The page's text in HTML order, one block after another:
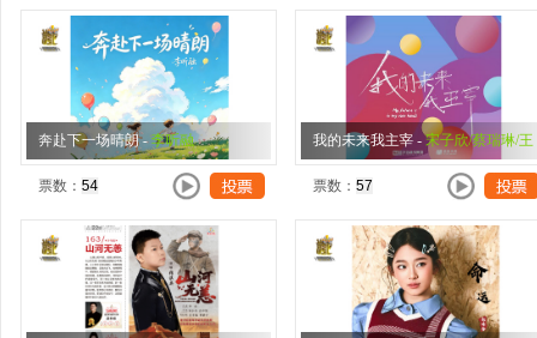
奔赴下一场晴朗-李昕融
票数：
我的未来我主宰 -宋子欣/蔡瑞琳/王
艺霖/孟楚笑/马祎璇
票数：